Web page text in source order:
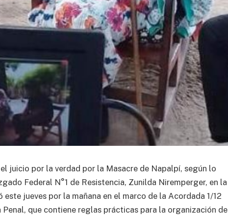
juicio por la verdad por la Masacre de Napalpí, según lo
Federal N°1 de Resistencia, Zunilda Niremperger, en la
jueves por la mañana en el marco de la Acordada 1/12
Penal, que contiene reglas prácticas para la organización de